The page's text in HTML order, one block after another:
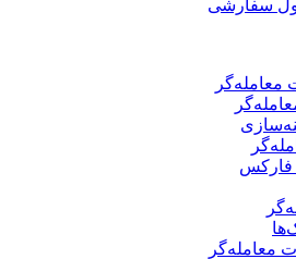
سفارشی
معامله‌گر
فارکس
معامله‌گر